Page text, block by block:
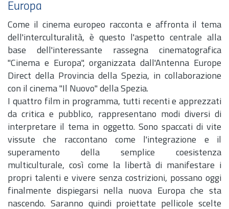
Europa
Come il cinema europeo racconta e affronta il tema
dell'interculturalità, è questo l'aspetto centrale alla
base dell'interessante rassegna cinematografica
"Cinema e Europa", organizzata dall'Antenna Europe
Direct della Provincia della Spezia, in collaborazione
con il cinema "Il Nuovo" della Spezia.
I quattro film in programma, tutti recenti e apprezzati
da critica e pubblico, rappresentano modi diversi di
interpretare il tema in oggetto. Sono spaccati di vite
vissute che raccontano come l'integrazione e il
superamento della semplice coesistenza
multiculturale, così come la libertà di manifestare i
propri talenti e vivere senza costrizioni, possano oggi
finalmente dispiegarsi nella nuova Europa che sta
nascendo. Saranno quindi proiettate pellicole scelte